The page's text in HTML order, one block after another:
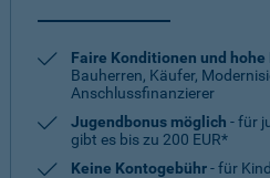
Faire Konditionen und
Bauherren, Käufer,
Anschlussfinanzierer
Jugendbonus möglich - für
gibt es bis zu 200 EUR*
Keine Kontogebühr- für